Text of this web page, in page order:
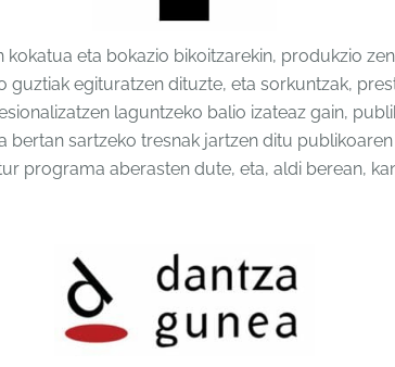
eta bokazio bikoitzarekin, produkzio
egituratzen dituzte, eta sorkuntzak,
laguntzeko balio izateaz gain,
sartzeko tresnak jartzen ditu
programa aberasten dute, eta, aldi berean,